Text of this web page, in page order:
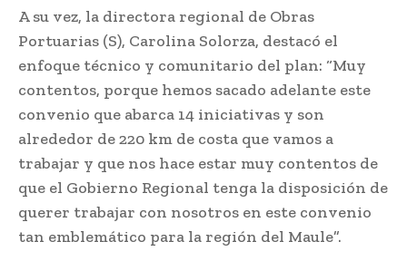
A su vez, la directora regional de Obras
Portuarias (S), Carolina Solorza, destacó el
enfoque técnico y comunitario del plan: “Muy
contentos, porque hemos sacado adelante este
convenio que abarca 14 iniciativas y son
alrededor de 220 km de costa que vamos a
trabajar y que nos hace estar muy contentos de
que el Gobierno Regional tenga la disposición de
querer trabajar con nosotros en este convenio
tan emblemático para la región del Maule”.